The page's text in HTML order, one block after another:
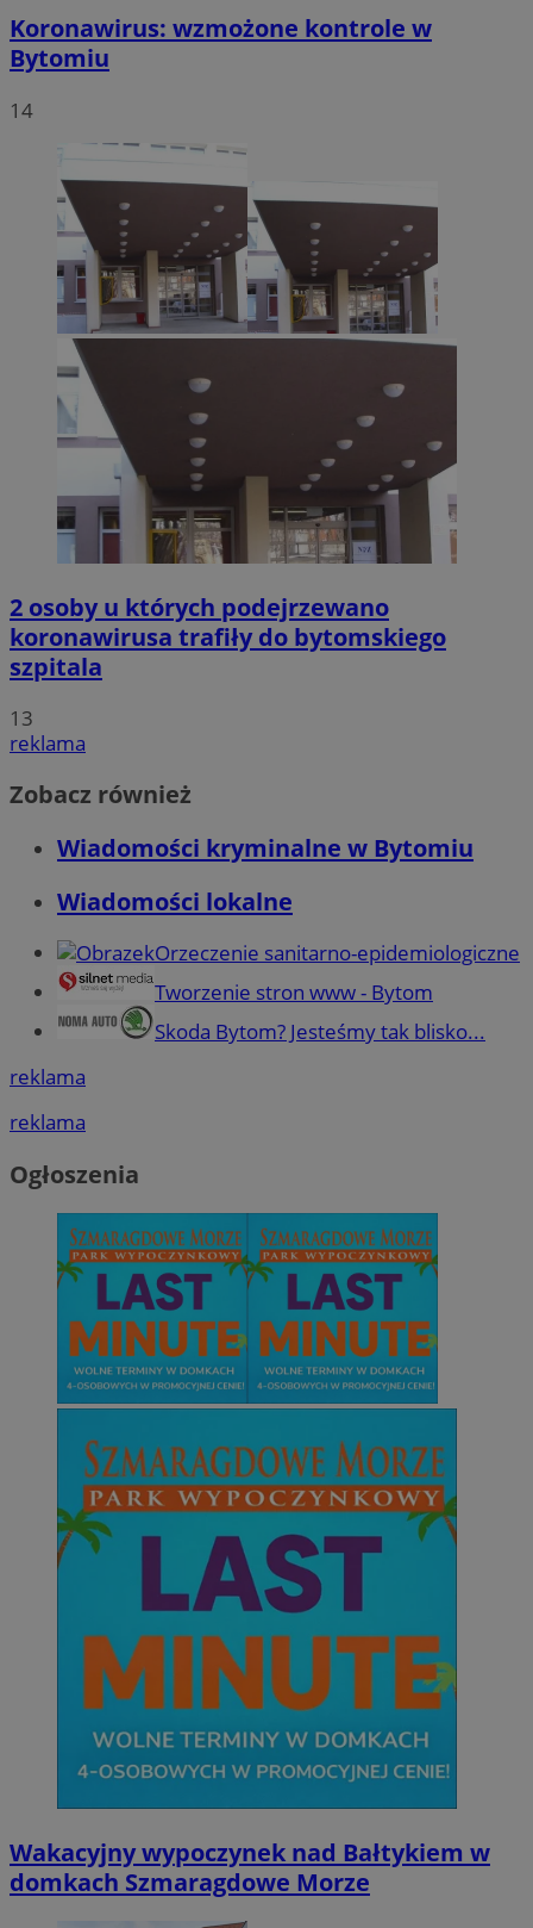
Koronawirus: wzmożone kontrole w
Bytomiu
14
2 osoby u których podejrzewano
koronawirusa trafiły do bytomskiego
szpitala
13
reklama
Zobacz również
Wiadomości kryminalne w Bytomiu
Wiadomości lokalne
Orzeczenie sanitarno-epidemiologiczne
Tworzenie stron www - Bytom
Skoda Bytom? Jesteśmy tak blisko...
reklama
reklama
Ogłoszenia
Wakacyjny wypoczynek nad Bałtykiem w
domkach Szmaragdowe Morze